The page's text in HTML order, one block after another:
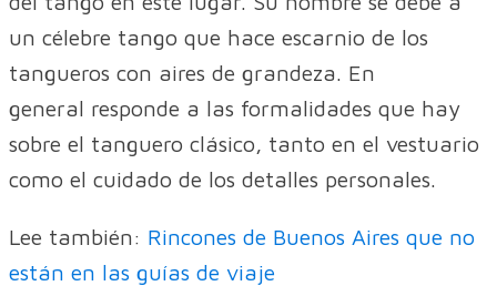
un célebre tango que hace escarnio de los
tangueros con aires de grandeza. En
general responde a las formalidades que hay
sobre el tanguero clásico, tanto en el vestuario
como el cuidado de los detalles personales.
Lee también: Rincones de Buenos Aires que no
están en las guías de viaje